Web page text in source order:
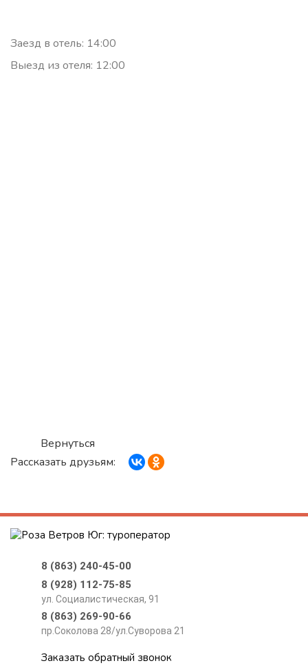
Заезд в отель: 14:00
Выезд из отеля: 12:00
Вернуться
Рассказать друзьям:
8 (863) 240-45-00
8 (928) 112-75-85
ул. Социалистическая, 91
8 (863) 269-90-66
пр.Соколова 28/ул.Суворова 21
Заказать обратный звонок